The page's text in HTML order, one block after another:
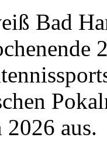
Bad
2026 aus.